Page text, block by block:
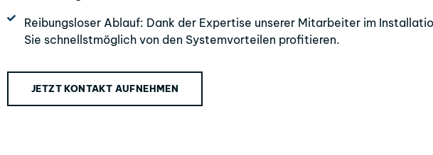
Reibungsloser Ablauf: Dank der Expertise unserer Mitarbeiter im
Sie schnellstmöglich von den Systemvorteilen profitieren.
JETZT KONTAKT AUFNEHMEN